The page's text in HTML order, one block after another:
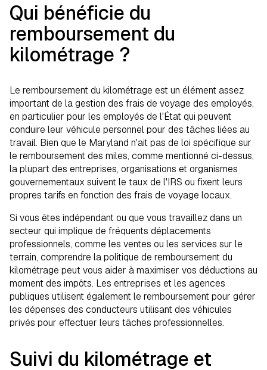
Qui bénéficie du
remboursement du
kilométrage ?
Le remboursement du kilométrage est un élément assez
important de la gestion des frais de voyage des employés,
en particulier pour les employés de l'État qui peuvent
conduire leur véhicule personnel pour des tâches liées au
travail. Bien que le Maryland n'ait pas de loi spécifique sur
le remboursement des miles, comme mentionné ci-dessus,
la plupart des entreprises, organisations et organismes
gouvernementaux suivent le taux de l'IRS ou fixent leurs
propres tarifs en fonction des frais de voyage locaux.
Si vous êtes indépendant ou que vous travaillez dans un
secteur qui implique de fréquents déplacements
professionnels, comme les ventes ou les services sur le
terrain, comprendre la politique de remboursement du
kilométrage peut vous aider à maximiser vos déductions au
moment des impôts. Les entreprises et les agences
publiques utilisent également le remboursement pour gérer
les dépenses des conducteurs utilisant des véhicules
privés pour effectuer leurs tâches professionnelles.
Suivi du kilométrage et